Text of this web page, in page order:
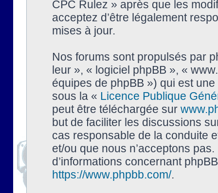
CPC Rulez » après que les
acceptez d’être légalement
mises à jour.
Nos forums sont propulsés par
leur », « logiciel phpBB », «
équipes de phpBB ») qui est
sous la « Licence Publique
peut être téléchargée sur
but de faciliter les discussions
cas responsable de la conduite
et/ou que nous n’acceptons
d’informations concernant
https://www.phpbb.com/.